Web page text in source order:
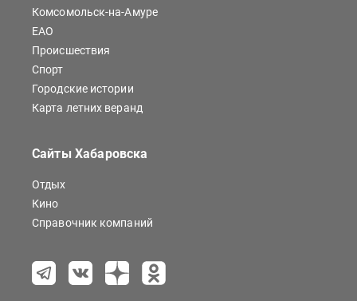
Комсомольск-на-Амуре
ЕАО
Происшествия
Спорт
Городские истории
Карта летних веранд
Сайты Хабаровска
Отдых
Кино
Справочник компаний